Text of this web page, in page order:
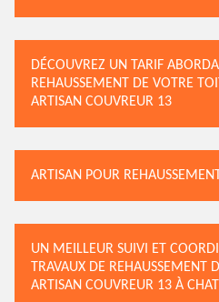
DÉCOUVREZ UN TARIF
REHAUSSEMENT DE VOTRE
ARTISAN COUVREUR 13
ARTISAN POUR
UN MEILLEUR SUIVI ET
TRAVAUX DE REHAUSSEMENT
ARTISAN COUVREUR 13 À